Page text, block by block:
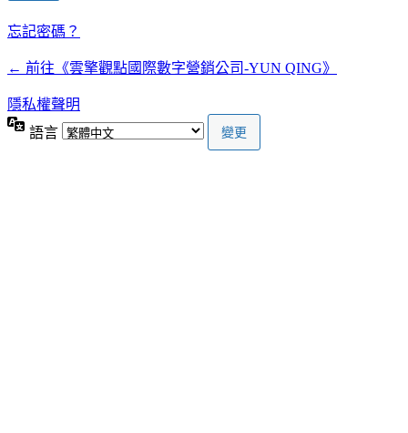
忘記密碼？
← 前往《雲擎觀點國際數字營銷公司-YUN QING》
隱私權聲明
語言